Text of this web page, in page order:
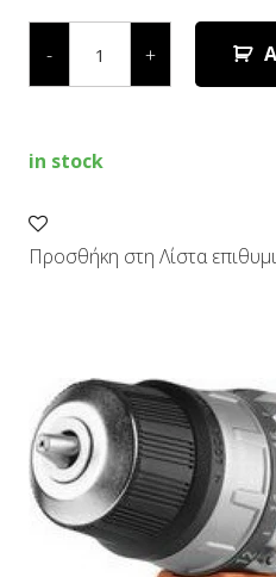
-
AEG
Δραπανοκατσάβιδο
Μπαταρίας
12V
+
in stock
Προσθήκη στη Λίστα